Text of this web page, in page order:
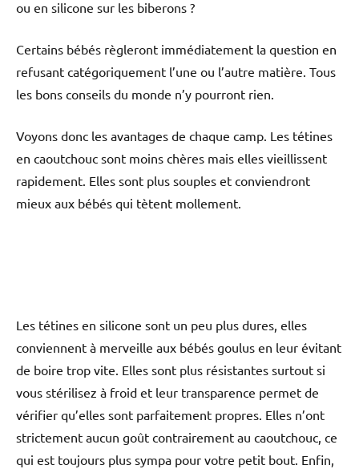
ou en silicone sur les biberons ?
Certains bébés règleront immédiatement la question en
refusant catégoriquement l’une ou l’autre matière. Tous
les bons conseils du monde n’y pourront rien.
Voyons donc les avantages de chaque camp. Les tétines
en caoutchouc sont moins chères mais elles vieillissent
rapidement. Elles sont plus souples et conviendront
mieux aux bébés qui tètent mollement.
Les tétines en silicone sont un peu plus dures, elles
conviennent à merveille aux bébés goulus en leur évitant
de boire trop vite. Elles sont plus résistantes surtout si
vous stérilisez à froid et leur transparence permet de
vérifier qu’elles sont parfaitement propres. Elles n’ont
strictement aucun goût contrairement au caoutchouc, ce
qui est toujours plus sympa pour votre petit bout. Enfin,